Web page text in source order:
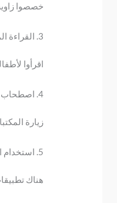
خصصوا
3. القراءة المشتركة
اقرأوا
4. اصطحاب الأطفال إلى المكتبات والمعارض
زيارة
5. استخدام التكنولوجيا بشكل ذكي
هناك